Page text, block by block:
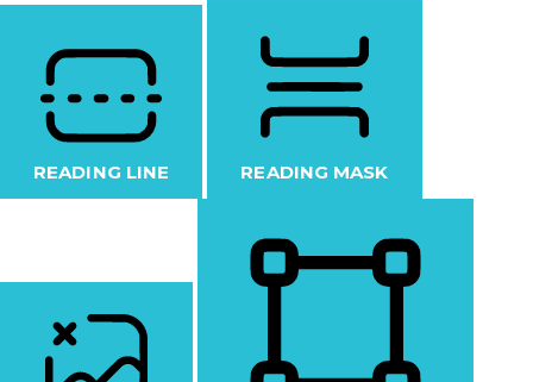
READING LINE READING MASK